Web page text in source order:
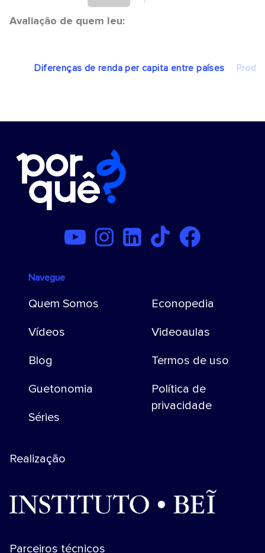
Avaliação de quem leu:
Diferenças de renda per capita entre países
Navegue
Quem Somos
Vídeos
Blog
Guetonomia
Séries
Econopedia
Videoaulas
Termos de uso
Política de
privacidade
Realização
Parceiros técnicos